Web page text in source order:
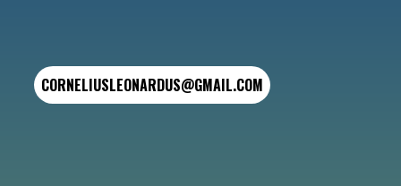
CORNELIUSLEONARDUS@GMAIL.COM